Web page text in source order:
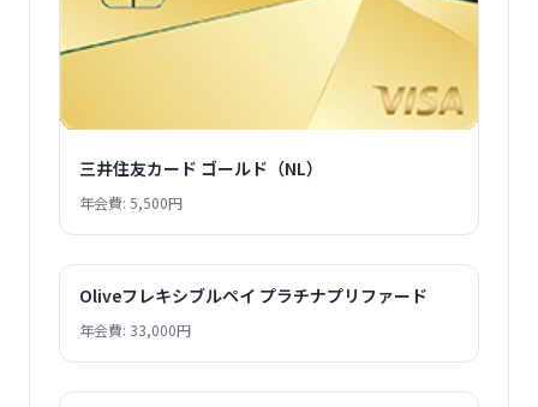
三井住友カード ゴールド（NL）
年会費: 5,500円
Oliveフレキシブルペイ プラチナプリファード
年会費: 33,000円